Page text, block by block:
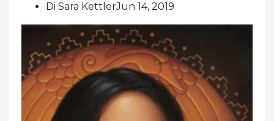
Di Sara KettlerJun 14, 2019